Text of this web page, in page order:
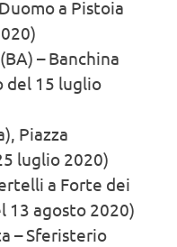
a Pistoia
(BA) – Banchina
del 15 luglio
Piazza
luglio 2020)
a Forte dei
13 agosto 2020)
– Sferisterio